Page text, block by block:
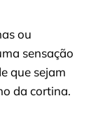
ou
sensação
que sejam
da cortina.